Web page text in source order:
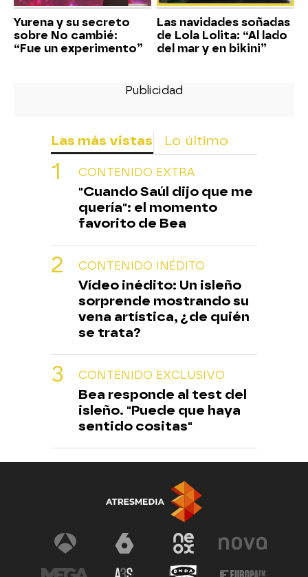
Yurena y su secreto
sobre No cambié:
“Fue un experimento”
Las navidades soñadas
de Lola Lolita: “Al lado
del mar y en bikini”
Las más vistas Lo último
CONTENIDO EXTRA
"Cuando Saúl dijo que me
quería": el momento
favorito de Bea
CONTENIDO INÉDITO
Vídeo inédito: Un isleño
sorprende mostrando su
vena artística, ¿de quién
se trata?
CONTENIDO EXCLUSIVO
Bea responde al test del
isleño. "Puede que haya
sentido cositas"